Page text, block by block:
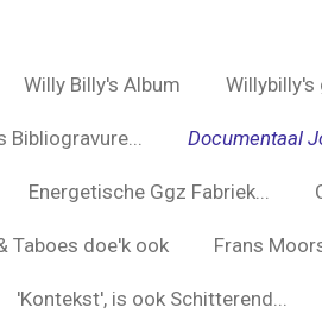
Willy Billy's Album
Documentaal
Energetische Ggz Fabriek...
Taboes doe'k ook Frans
'Kontekst', is ook Schitterend...